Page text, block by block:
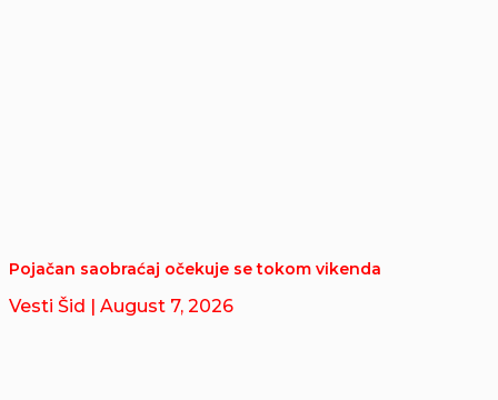
Pojačan saobraćaj očekuje se tokom vikenda
Vesti Šid | August 7, 2026